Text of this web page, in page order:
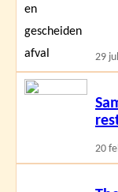
29
20
Lees